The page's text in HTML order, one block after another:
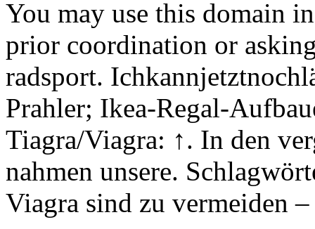
You may use this domain
prior coordination or
radsport.
Prahler; Ikea-Regal-
Tiagra/Viagra: ↑. In den
nahmen unsere.
Viagra sind zu vermeiden